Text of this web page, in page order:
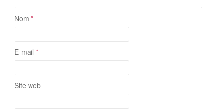
Nom *
E-mail *
Site web